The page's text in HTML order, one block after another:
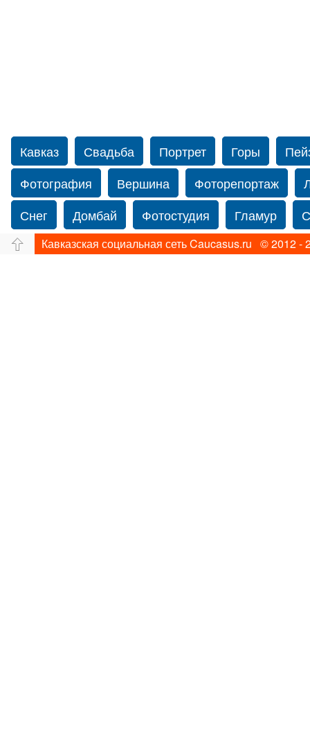
Кавказ Свадьба Портрет Горы
Фотография
Вершина Фоторепортаж
Снег
Домбай Фотостудия Гламур
Путешествие
Перевал Ущелье
Кавказская социальная сеть Caucasus.ru © 2012 -